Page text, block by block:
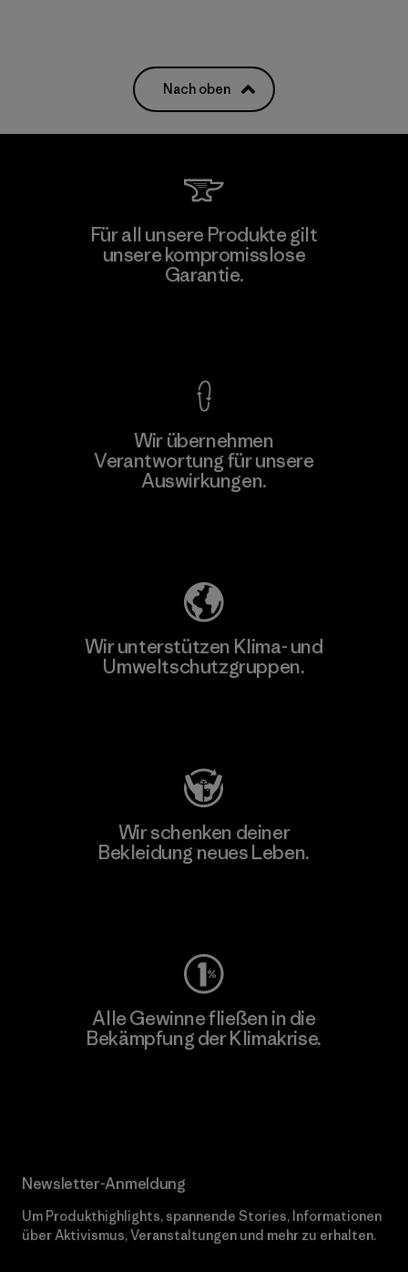
Nach oben
Für all unsere Produkte gilt
unsere kompromisslose
Garantie.
Wir übernehmen
Verantwortung für unsere
Auswirkungen.
Wir unterstützen Klima- und
Umweltschutzgruppen.
Wir schenken deiner
Bekleidung neues Leben.
Alle Gewinne fließen in die
Bekämpfung der Klimakrise.
Newsletter-Anmeldung
Um Produkthighlights, spannende Stories, Informationen
über Aktivismus, Veranstaltungen und mehr zu erhalten.